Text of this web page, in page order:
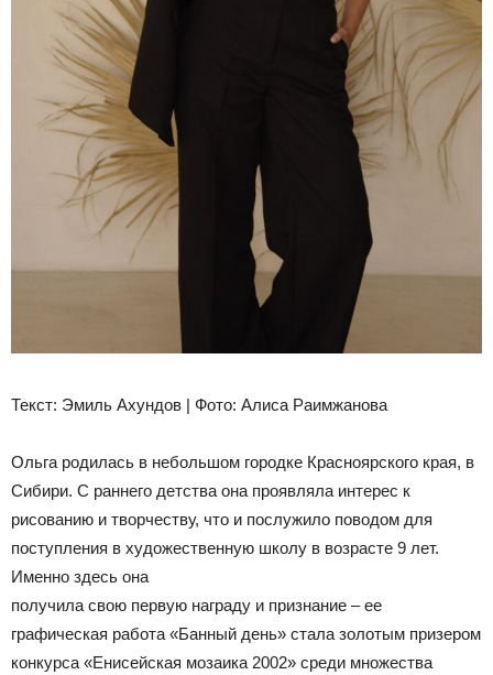
Текст: Эмиль Ахундов | Фото: Алиса Раимжанова
Ольга родилась в небольшом городке Красноярского края, в
Сибири. С раннего детства она проявляла интерес к
рисованию и творчеству, что и послужило поводом для
поступления в художественную школу в возрасте 9 лет.
Именно здесь она
получила свою первую награду и признание – ее
графическая работа «Банный день» стала золотым призером
конкурса «Енисейская мозаика 2002» среди множества